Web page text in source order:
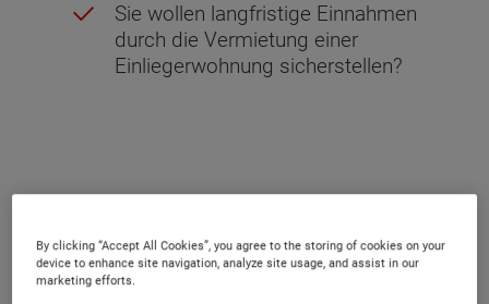
Sie wollen langfristige Einnahmen
durch die Vermietung einer
Einliegerwohnung sicherstellen?
Was zeichnet eine Einliegerwohnung
aus?
By clicking “Accept All Cookies”, you agree to the storing of cookies on your
device to enhance site navigation, analyze site usage, and assist in our
marketing efforts.